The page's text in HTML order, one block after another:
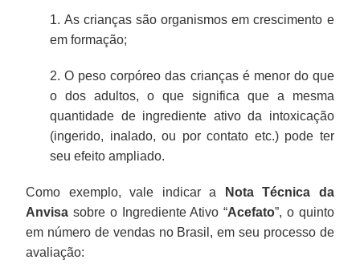
1. As crianças são organismos em crescimento e
em formação;
2. O peso corpóreo das crianças é menor do que
o dos adultos, o que significa que a mesma
quantidade de ingrediente ativo da intoxicação
(ingerido, inalado, ou por contato etc.) pode ter
seu efeito ampliado.
Como exemplo, vale indicar a
Nota Técnica da
Anvisa sobre o Ingrediente Ativo “Acefato”, o quinto
em número de vendas no Brasil, em seu processo de
avaliação: